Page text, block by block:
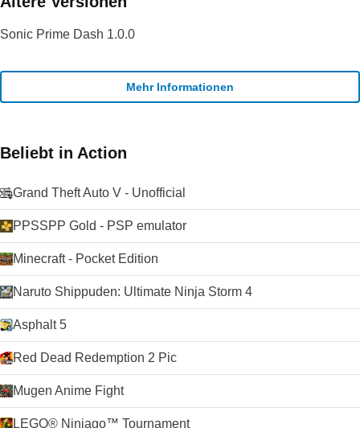
Sonic Prime Dash 1.0.0
Mehr Informationen
Beliebt in Action
Grand Theft Auto V - Unofficial
PPSSPP Gold - PSP emulator
Minecraft - Pocket Edition
Naruto Shippuden: Ultimate Ninja Storm 4
Asphalt 5
Red Dead Redemption 2 Pic
Mugen Anime Fight
LEGO® Ninjago™ Tournament